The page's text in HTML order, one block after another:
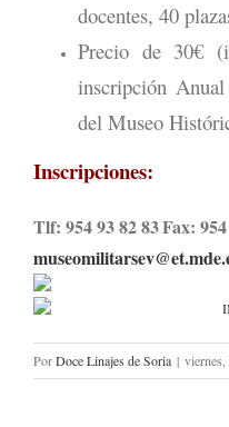
docentes, 40
Precio de 30€
inscripción
del Museo
Inscripciones:
Tlf: 954 93 82 83Fax:
PorDoce Linajes de Soria |